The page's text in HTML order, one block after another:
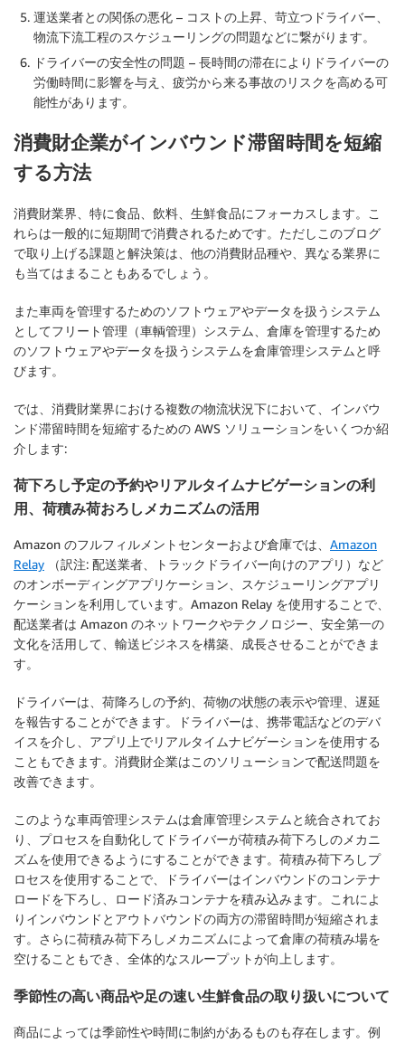
運送業者との関係の悪化 – コストの上昇、苛立つドライバー、
物流下流工程のスケジューリングの問題などに繋がります。
ドライバーの安全性の問題 – 長時間の滞在によりドライバーの
労働時間に影響を与え、疲労から来る事故のリスクを高める可
能性があります。
消費財企業がインバウンド滞留時間を短縮
する方法
消費財業界、特に食品、飲料、生鮮食品にフォーカスします。こ
れらは一般的に短期間で消費されるためです。ただしこのブログ
で取り上げる課題と解決策は、他の消費財品種や、異なる業界に
も当てはまることもあるでしょう。
また車両を管理するためのソフトウェアやデータを扱うシステム
としてフリート管理（車輌管理）システム、倉庫を管理するため
のソフトウェアやデータを扱うシステムを倉庫管理システムと呼
びます。
では、消費財業界における複数の物流状況下において、インバウ
ンド滞留時間を短縮するための AWS ソリューションをいくつか紹
介します:
荷下ろし予定の予約やリアルタイムナビゲーションの利
用、荷積み荷おろしメカニズムの活用
Amazon のフルフィルメントセンターおよび倉庫では、 Amazon
Relay （訳注: 配送業者、トラックドライバー向けのアプリ）など
のオンボーディングアプリケーション、スケジューリングアプリ
ケーションを利用しています。Amazon Relay を使用することで、
配送業者は Amazon のネットワークやテクノロジー、安全第一の
文化を活用して、輸送ビジネスを構築、成長させることができま
す。
ドライバーは、荷降ろしの予約、荷物の状態の表示や管理、遅延
を報告することができます。ドライバーは、携帯電話などのデバ
イスを介し、アプリ上でリアルタイムナビゲーションを使用する
こともできます。消費財企業はこのソリューションで配送問題を
改善できます。
このような車両管理システムは倉庫管理システムと統合されてお
り、プロセスを自動化してドライバーが荷積み荷下ろしのメカニ
ズムを使用できるようにすることができます。荷積み荷下ろしプ
ロセスを使用することで、ドライバーはインバウンドのコンテナ
ロードを下ろし、ロード済みコンテナを積み込みます。これによ
りインバウンドとアウトバウンドの両方の滞留時間が短縮されま
す。さらに荷積み荷下ろしメカニズムによって倉庫の荷積み場を
空けることもでき、全体的なスループットが向上します。
季節性の高い商品や足の速い生鮮食品の取り扱いについて
商品によっては季節性や時間に制約があるものも存在します。例